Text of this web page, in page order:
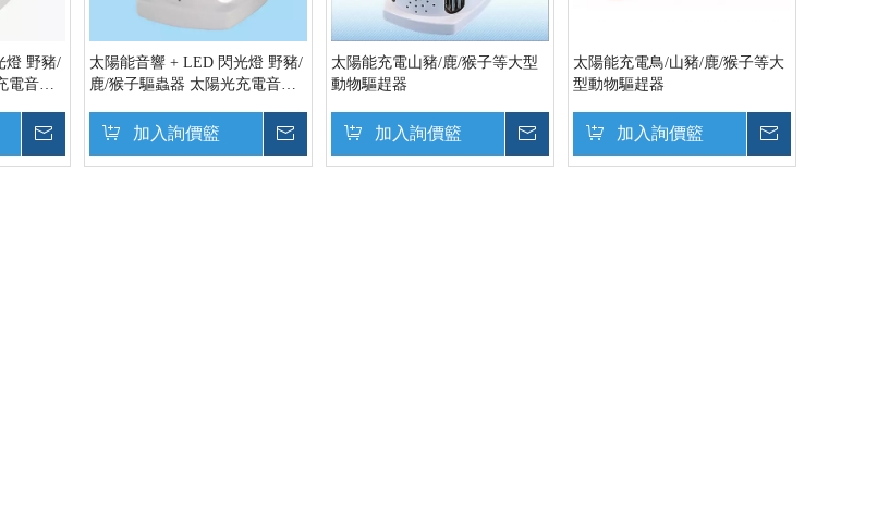
燈 野豬/
電音聲
太陽能音響 + LED 閃光燈 野豬/
鹿/猴子驅蟲器 太陽光充電音聲
防除器加入詢價籃
太陽能充電山豬/鹿/猴子等大型
動物驅趕器
加入詢價籃
太陽能充電鳥/山豬/鹿/猴子等大
型動物驅趕器
加入詢價籃